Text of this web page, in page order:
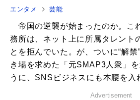
エンタメ 芸能
帝国の逆襲が始まったのか。こ
務所は、ネット上に所属タレント
とを拒んでいた。が、ついに“解
き場を求めた「元SMAP3人衆」
うに、SNSビジネスにも本腰を
Advertisement